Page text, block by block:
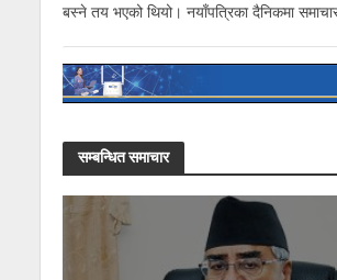
बस्ने तय भएको थियो। नयाँपत्रिका दैनिकमा
सम्बन्धित समाचार